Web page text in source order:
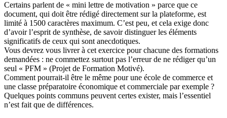
Certains parlent de « mini lettre de motivation » parce que ce
document, qui doit être rédigé directement sur la plateforme, est
limité à 1500 caractères maximum. C’est peu, et cela exige donc
d’avoir l’esprit de synthèse, de savoir distinguer les éléments
significatifs de ceux qui sont anecdotiques.
Vous devrez vous livrer à cet exercice pour chacune des formations
demandées : ne commettez surtout pas l’erreur de ne rédiger qu’un
seul « PFM » (Projet de Formation Motivé).
Comment pourrait-il être le même pour une école de commerce et
une classe préparatoire économique et commerciale par exemple ?
Quelques points communs peuvent certes exister, mais l’essentiel
n’est fait que de différences.